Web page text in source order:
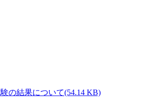
(54.14 KB)